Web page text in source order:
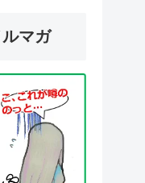
マガ